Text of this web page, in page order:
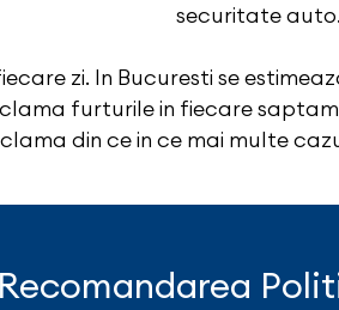
securitate auto.
zi. In Bucuresti se
furturile in fiecare
din ce in ce mai multe
Recomandarea